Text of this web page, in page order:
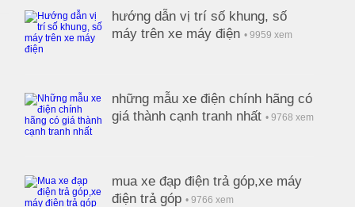
hướng dẫn vị trí số khung, số
máy trên xe máy điện • 9959 xem
những mẫu xe điện chính hãng có
giá thành cạnh tranh nhất • 9768 xem
mua xe đạp điện trả góp,xe máy
điện trả góp • 9766 xem